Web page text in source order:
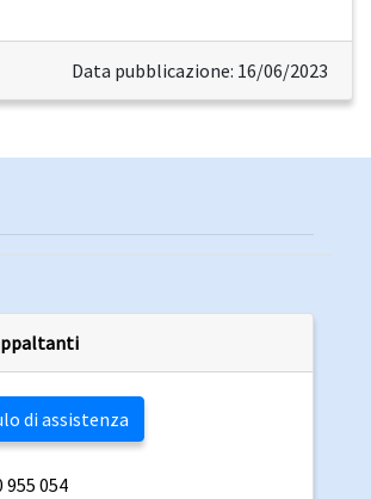
Data pubblicazione: 16/06/2023
di assistenza
955 054